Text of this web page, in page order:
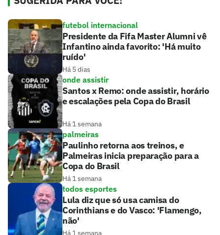
futebol internacional
Presidente da Fifa Master Alumni vê
Infantino ainda favorito: 'Há muito
ruído'
Há 5 dias
onde assistir
Santos x Remo: onde assistir, horário
e escalações pela Copa do Brasil
Há 1 semana
palmeiras
Paulinho retorna aos treinos, e
Palmeiras inicia preparação para a
Copa do Brasil
Há 1 semana
todos esportes
Lula diz que só usa camisa do
Corinthians e do Vasco: 'Flamengo,
não'
Há 1 semana